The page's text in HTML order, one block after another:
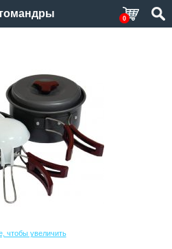
0
чтобы увеличить